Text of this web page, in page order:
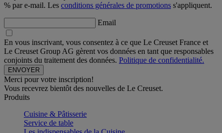
% par e-mail. Les conditions générales de promotions s'appliquent.
Email
En vous inscrivant, vous consentez à ce que Le Creuset France et
Le Creuset Group AG gèrent vos données en tant que responsables
conjoints du traitement des données. Politique de confidentialité.
Merci pour votre inscription!
Vous recevrez bientôt des nouvelles de Le Creuset.
Produits
Cuisine & Pâtisserie
Service de table